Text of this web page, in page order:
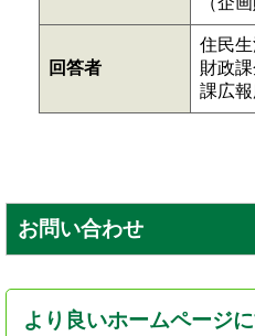
回答者
住民
財政
課広
お問い合わせ
より良いホームページ